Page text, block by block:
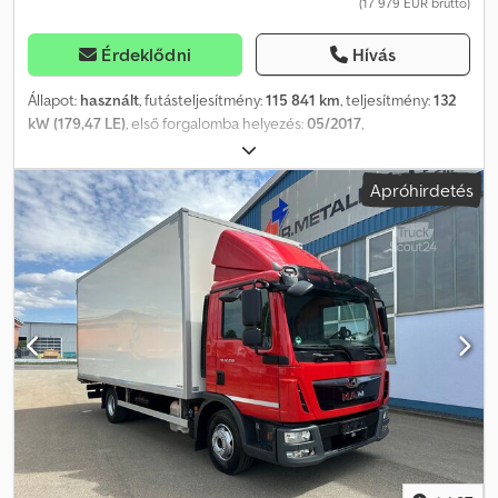
Érdeklődni Hívás
Állapot: használt, futásteljesítmény:115 841 km, teljesítmény:132
kW (179,47 LE), első forgalomba helyezés:05/2017,
, üzemanyag:
osztály:Euro 6, Gyártási év:2017, Felszereltség:ABS, elektronikus
stabilitásprogram (ESP), emelőhátfal, fedélzeti számítógép,
immobilizerrendszer, kipörgésgátló, sűrített levegős fék,
teherautó regisztráció
, * További 1500 járművet talál
honlapunkon, lízing és finanszírozás akár önerő nélkül is
lehetséges! *Áraink azonnali készpénzes átvételre vonatkoznak,
azaz a kiegészítő munkák, mint például vonóhorog utólagos
beszerelése, második garnitúra gumiabroncs, szerviz, garancia,
gondtalan csomag stb. külön kerülnek felszámításra. *A
legnagyobb gondosság ellenére is előfordulhatnak hirdetési
hibák, ezért ezekért felelősséget nem vállalunk! Beviteli hibák,
időközbeni értékesítés és tévedés jogát fenntartjuk. A
felszereltségre és fogyasztásra vonatkozó adatok a VIN-adatok
DAT SilverDAT rendszerén keresztül történő lekérdezésén
Apróhirdetés